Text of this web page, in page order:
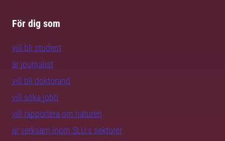
För dig som
vill bli student
är journalist
vill bli doktorand
vill söka jobb
vill rapportera om naturen
är verksam inom SLU:s sektorer